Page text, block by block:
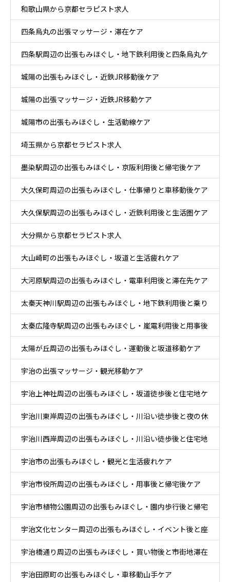
和歌山県から京都セラピスト求人
四条烏丸の出張マッサージ・滞在ケア
四条駅周辺の出張もみほぐし・地下鉄利用後と四条烏丸ケ
ア
城陽の出張もみほぐし・近鉄JR移動後ケア
城陽の出張マッサージ・近鉄JR移動ケア
城陽市の出張もみほぐし・生活動線ケア
埼玉県から京都セラピスト求人
墨染駅周辺の出張もみほぐし・京阪利用後と帰宅後ケア
大久保町周辺の出張もみほぐし・仕事帰りと車移動後ケア
大久保駅周辺の出張もみほぐし・近鉄利用後と生活圏ケア
大分県から京都セラピスト求人
大山崎町の出張もみほぐし・坂道と生活疲れケア
大河原駅周辺の出張もみほぐし・電車利用後と滞在先ケア
太秦天神川駅周辺の出張もみほぐし・地下鉄利用後と乗り
換え後ケア
太秦広隆寺駅周辺の出張もみほぐし・嵐電利用後と用事後
ケア
太陽が丘周辺の出張もみほぐし・運動後と坂道移動ケア
宇治の出張マッサージ・観光移動ケア
宇治上神社周辺の出張もみほぐし・坂道徒歩後と住宅地ケ
ア
宇治川東岸周辺の出張もみほぐし・川沿い徒歩後と夜の休
息ケア
宇治川西岸周辺の出張もみほぐし・川沿い徒歩後と住宅地
帰宅ケア
宇治市の出張もみほぐし・観光と生活疲れケア
宇治市役所周辺の出張もみほぐし・用事後と帰宅後ケア
宇治市植物公園周辺の出張もみほぐし・園内歩行後と帰宅
後ケア
宇治文化センター周辺の出張もみほぐし・イベント後と座
り時間ケア
宇治橋通り周辺の出張もみほぐし・買い物後と市街地滞在
ケア
宇治田原町の出張もみほぐし・車移動山手ケア